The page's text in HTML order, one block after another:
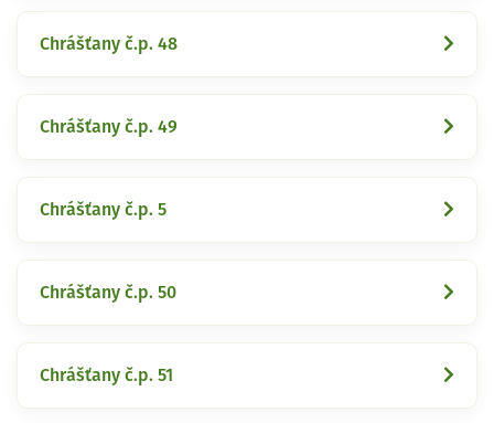
Chrášťany č.p. 48
Chrášťany č.p. 49
Chrášťany č.p. 5
Chrášťany č.p. 50
Chrášťany č.p. 51